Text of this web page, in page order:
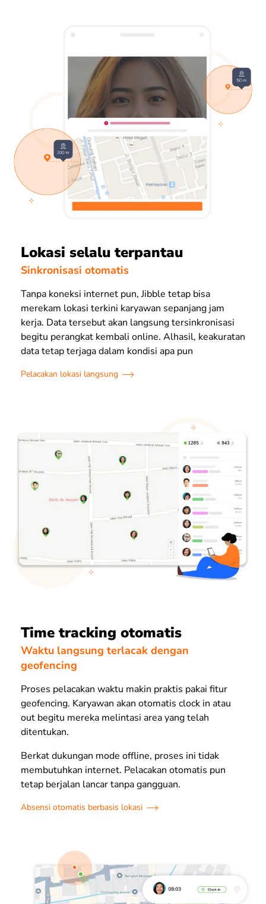
Lokasi selalu terpantau
Sinkronisasi otomatis
Tanpa koneksi internet pun, Jibble tetap bisa
merekam lokasi terkini karyawan sepanjang jam
kerja. Data tersebut akan langsung tersinkronisasi
begitu perangkat kembali online. Alhasil, keakuratan
data tetap terjaga dalam kondisi apa pun
Pelacakan lokasi langsung
Time tracking otomatis
Waktu langsung terlacak dengan
geofencing
Proses pelacakan waktu makin praktis pakai fitur
geofencing. Karyawan akan otomatis clock in atau
out begitu mereka melintasi area yang telah
ditentukan.
Berkat dukungan mode offline, proses ini tidak
membutuhkan internet. Pelacakan otomatis pun
tetap berjalan lancar tanpa gangguan.
Absensi otomatis berbasis lokasi